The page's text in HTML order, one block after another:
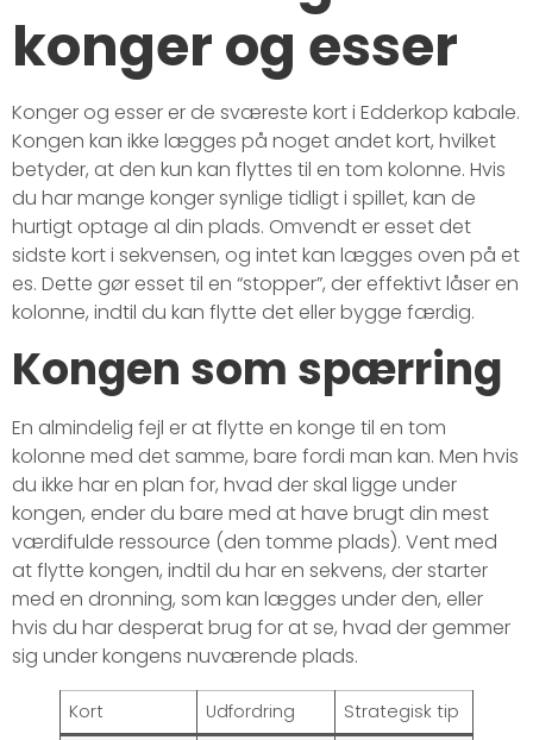
konger og esser
Konger og esser er de sværeste kort i Edderkop kabale.
Kongen kan ikke lægges på noget andet kort, hvilket
betyder, at den kun kan flyttes til en tom kolonne. Hvis
du har mange konger synlige tidligt i spillet, kan de
hurtigt optage al din plads. Omvendt er esset det
sidste kort i sekvensen, og intet kan lægges oven på et
es. Dette gør esset til en “stopper”, der effektivt låser en
kolonne, indtil du kan flytte det eller bygge færdig.
Kongen som spærring
En almindelig fejl er at flytte en konge til en tom
kolonne med det samme, bare fordi man kan. Men hvis
du ikke har en plan for, hvad der skal ligge under
kongen, ender du bare med at have brugt din mest
værdifulde ressource (den tomme plads). Vent med
at flytte kongen, indtil du har en sekvens, der starter
med en dronning, som kan lægges under den, eller
hvis du har desperat brug for at se, hvad der gemmer
sig under kongens nuværende plads.
Kort Udfordring
Strategisk tip